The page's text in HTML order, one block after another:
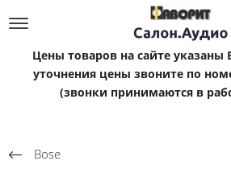
Цены товаров на сайте
уточнения цены звоните по
(звонки принимаются в
Bose